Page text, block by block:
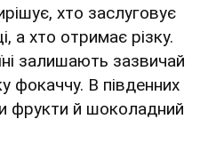
хто заслуговує
а хто отримає різку.
залишають зазвичай
фокаччу. В південних
фрукти й шоколадний